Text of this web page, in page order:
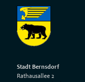
Stadt Bernsdorf
Rathausallee 2